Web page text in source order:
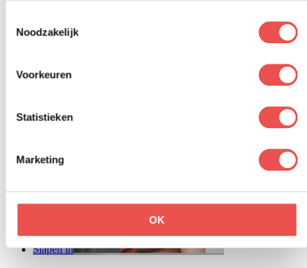
Noodzakelijk
Voorkeuren
Statistieken
Marketing
OK
all-in hotel Preston Palace!
tot ’s avonds laat is er van alles te beleven. Het fijne is dat alles
all-in is. Je hoeft dus nergens meer over na te denken. Wij...
Slapen in